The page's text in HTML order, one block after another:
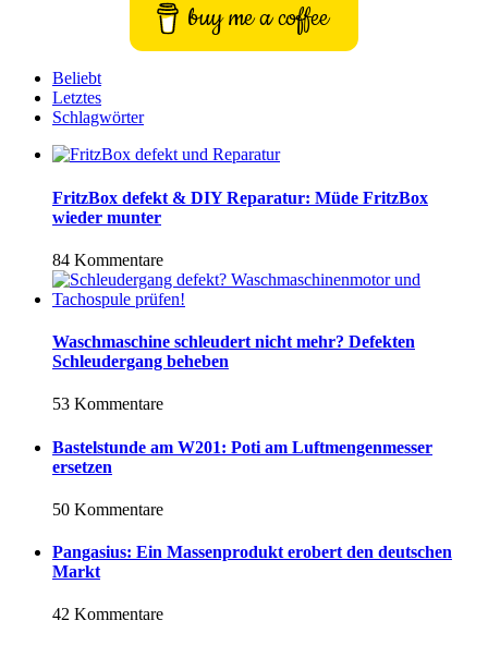
buy me a coffee
Beliebt
Letztes
Schlagwörter
FritzBox defekt & DIY Reparatur: Müde FritzBox
wieder munter
84 Kommentare
Waschmaschine schleudert nicht mehr? Defekten
Schleudergang beheben
53 Kommentare
Bastelstunde am W201: Poti am Luftmengenmesser
ersetzen
50 Kommentare
Pangasius: Ein Massenprodukt erobert den deutschen
Markt
42 Kommentare